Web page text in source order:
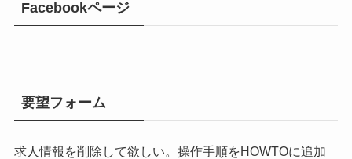
Facebookページ
要望フォーム
求人情報を削除して欲しい。操作手順をHOWTOに追加